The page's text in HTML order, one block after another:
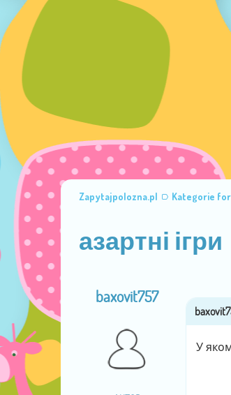
Zapytajpolozna.pl Kategorie
азартні ігри
baxovit757
У